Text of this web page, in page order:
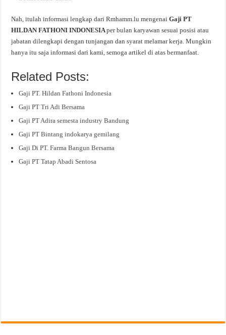
Nah, itulah informasi lengkap dari Rmhamm.lu mengenaiGaji PT
HILDAN FATHONI INDONESIAper bulan karyawan sesuai posisi atau
jabatan dilengkapi dengan tunjangan dan syarat melamar kerja. Mungkin
hanya itu saja informasi dari kami, semoga artikel di atas bermanfaat.
Related Posts:
Gaji PT. Hildan Fathoni Indonesia
Gaji PT Tri Adi Bersama
Gaji PT Adira semesta industry Bandung
Gaji PT Bintang indokarya gemilang
Gaji Di PT. Farma Bangun Bersama
Gaji PT Tatap Abadi Sentosa